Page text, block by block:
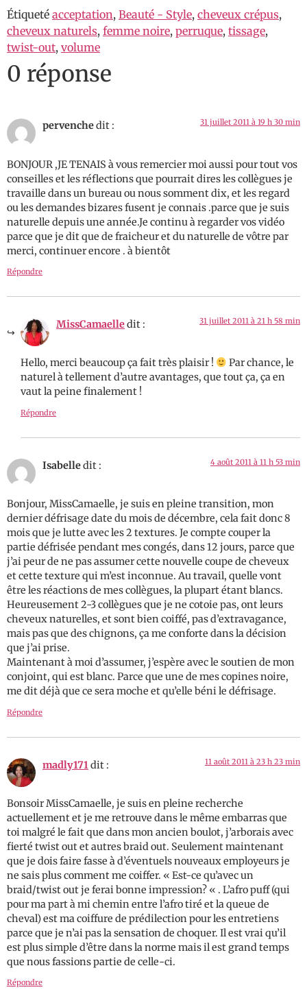
Étiqueté acceptation, Beauté - Style, cheveux crépus,
cheveux naturels, femme noire, perruque, tissage,
twist-out, volume
0 réponse
pervenchedit : 31 juillet 2011 à 19 h 30 min
BONJOUR ,JE TENAIS à vous remercier moi aussi pour tout vos
conseilles et les réflections que pourrait dires les collègues je
travaille dans un bureau ou nous somment dix, et les regard
ou les demandes bizares fusent je connais .parce que je suis
naturelle depuis une année.Je continu à regarder vos vidéo
parce que je dit que de fraicheur et du naturelle de vôtre par
merci, continuer encore . à bientôt
Répondre
MissCamaelledit : 31 juillet 2011 à 21 h 58 min
Hello, merci beaucoup ça fait très plaisir !
Par chance, le
naturel à tellement d’autre avantages, que tout ça, ça en
vaut la peine finalement !
Répondre
Isabelledit : 4 août 2011 à 11 h 53 min
Bonjour, MissCamaelle, je suis en pleine transition, mon
dernier défrisage date du mois de décembre, cela fait donc 8
mois que je lutte avec les 2 textures. Je compte couper la
partie défrisée pendant mes congés, dans 12 jours, parce que
j’ai peur de ne pas assumer cette nouvelle coupe de cheveux
et cette texture qui m’est inconnue. Au travail, quelle vont
être les réactions de mes collègues, la plupart étant blancs.
Heureusement 2-3 collègues que je ne cotoie pas, ont leurs
cheveux naturelles, et sont bien coiffé, pas d’extravagance,
mais pas que des chignons, ça me conforte dans la décision
que j’ai prise.
Maintenant à moi d’assumer, j’espère avec le soutien de mon
conjoint, qui est blanc. Parce que une de mes copines noire,
me dit déjà que ce sera moche et qu’elle béni le défrisage.
Répondre
madly171 dit : 11 août 2011 à 23 h 23 min
Bonsoir MissCamaelle, je suis en pleine recherche
actuellement et je me retrouve dans le même embarras que
toi malgré le fait que dans mon ancien boulot, j’arborais avec
fierté twist out et autres braid out. Seulement maintenant
que je dois faire fasse à d’éventuels nouveaux employeurs je
ne sais plus comment me coiffer. « Est-ce qu’avec un
braid/twist out je ferai bonne impression? « . L’afro puff (qui
pour ma part à mi chemin entre l’afro tiré et la queue de
cheval) est ma coiffure de prédilection pour les entretiens
parce que je n’ai pas la sensation de choquer. Il est vrai qu’il
est plus simple d’être dans la norme mais il est grand temps
que nous fassions partie de celle-ci.
Répondre